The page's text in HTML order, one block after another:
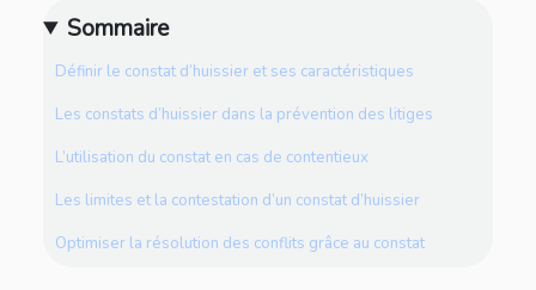
Sommaire
Définir le constat d’huissier et ses caractéristiques
Les constats d’huissier dans la prévention des litiges
L’utilisation du constat en cas de contentieux
Les limites et la contestation d’un constat d’huissier
Optimiser la résolution des conflits grâce au constat